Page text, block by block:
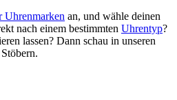
Uhrenmarken an, und wähle deinen
nach einem bestimmten Uhrentyp?
lassen? Dann schau in unseren